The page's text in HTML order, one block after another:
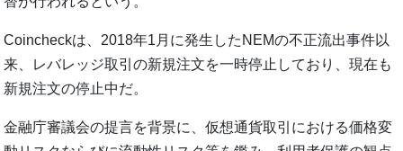
Coincheckは、2018年1月に発生したNEMの不正流出事件以
来、レバレッジ取引の新規注文を一時停止しており、現在も
新規注文の停止中だ。
金融庁審議会の提言を背景に、仮想通貨取引における価格変